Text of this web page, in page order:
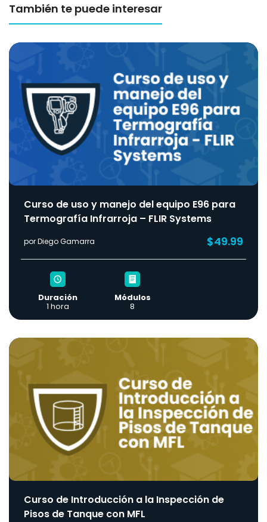
También te puede interesar
Curso de uso y manejo del equipo E96 para
Termografía Infrarroja – FLIR Systems
por Diego Gamarra $49.99
Duración
1 hora
Módulos
8
Curso de Introducción a la Inspección de
Pisos de Tanque con MFL